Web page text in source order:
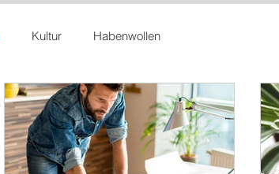
Kultur Habenwollen